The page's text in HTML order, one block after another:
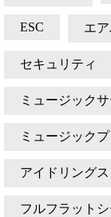
ESC エ
セキュリティ
ミュージック
ミュージック
アイドリング
フルフラットシ